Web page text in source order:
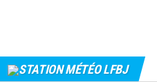
STATION MÉTÉO LFBJ